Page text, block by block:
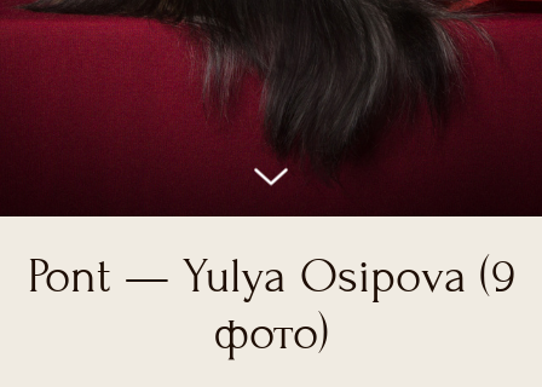
Pont — Yulya Osipova (9
фото)